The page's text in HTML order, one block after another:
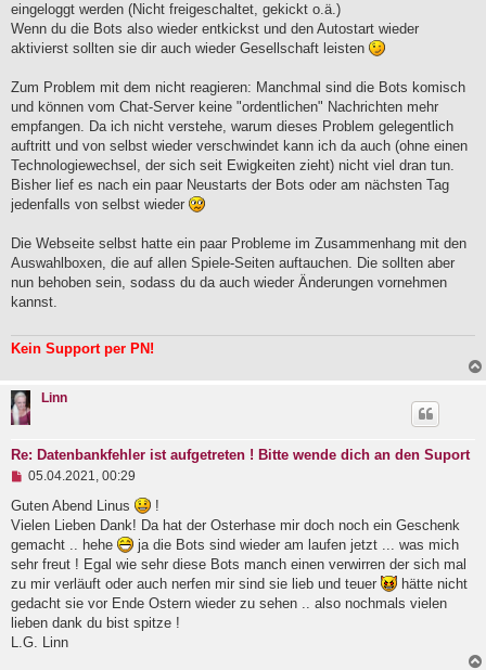
eingeloggt werden (Nicht freigeschaltet, gekickt o.ä.)
Wenn du die Bots also wieder entkickst und den Autostart wieder
aktivierst sollten sie dir auch wieder Gesellschaft leisten
Zum Problem mit dem nicht reagieren: Manchmal sind die Bots komisch
und können vom Chat-Server keine "ordentlichen" Nachrichten mehr
empfangen. Da ich nicht verstehe, warum dieses Problem gelegentlich
auftritt und von selbst wieder verschwindet kann ich da auch (ohne einen
Technologiewechsel, der sich seit Ewigkeiten zieht) nicht viel dran tun.
Bisher lief es nach ein paar Neustarts der Bots oder am nächsten Tag
jedenfalls von selbst wieder
Die Webseite selbst hatte ein paar Probleme im Zusammenhang mit den
Auswahlboxen, die auf allen Spiele-Seiten auftauchen. Die sollten aber
nun behoben sein, sodass du da auch wieder Änderungen vornehmen
kannst.
Kein Support per PN!
Linn
Re: Datenbankfehler ist aufgetreten ! Bitte wende dich an den Suport
U
g
e
l
e
s
e
e
r
B
05.04.2021, 00:29
Guten Abend Linus
!
Vielen Lieben Dank! Da hat der Osterhase mir doch noch ein Geschenk
gemacht .. hehe
ja die Bots sind wieder am laufen jetzt ... was mich
sehr freut ! Egal wie sehr diese Bots manch einen verwirren der sich mal
zu mir verläuft oder auch nerfen mir sind sie lieb und teuer
hätte nicht
gedacht sie vor Ende Ostern wieder zu sehen .. also nochmals vielen
lieben dank du bist spitze !
L.G. Linn